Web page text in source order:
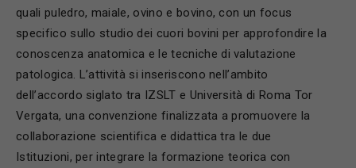
quali puledro, maiale, ovino e bovino, con un focus
specifico sullo studio dei cuori bovini per approfondire la
conoscenza anatomica e le tecniche di valutazione
patologica. L’attività si inseriscono nell’ambito
dell’accordo siglato tra IZSLT e Università di Roma Tor
Vergata, una convenzione finalizzata a promuovere la
collaborazione scientifica e didattica tra le due
Istituzioni, per integrare la formazione teorica con